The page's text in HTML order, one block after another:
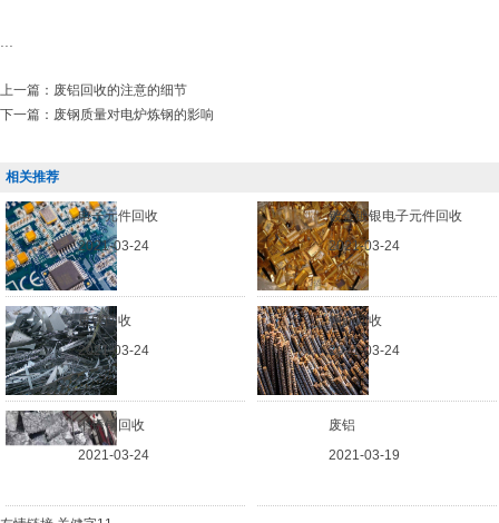
上一篇： 废铝回收的注意的细节
下一篇： 废钢质量对电炉炼钢的影响
相关推荐
电子元件回收
2021-03-24
镀金镀银电子元件回收
2021-03-24
废铁回收
2021-03-24
钢筋回收
2021-03-24
不锈钢回收
2021-03-24
废铝
2021-03-19